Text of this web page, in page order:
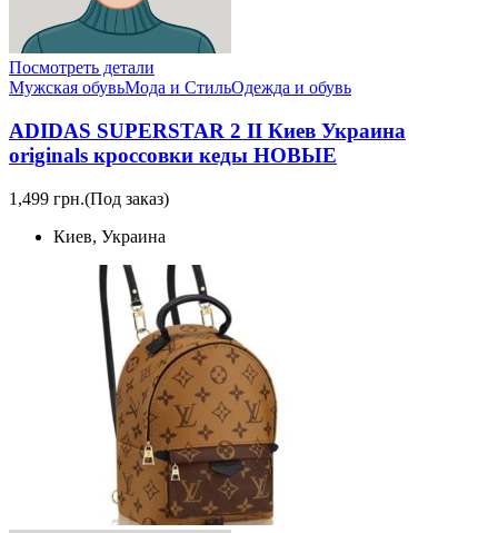
Посмотреть детали
Мужская обувьМода и СтильОдежда и обувь
ADIDAS SUPERSTAR 2 II Киев Украина
originals кроссовки кеды НОВЫЕ
1,499 грн.(Под заказ)
Киев, Украина